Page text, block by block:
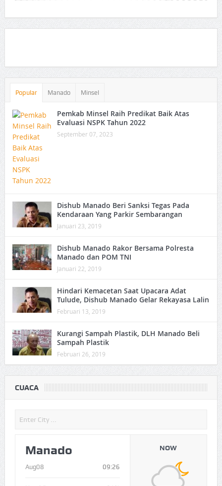
Popular Manado Minsel
Pemkab Minsel Raih Predikat Baik Atas
Evaluasi NSPK Tahun 2022
September 07, 2023
Dishub Manado Beri Sanksi Tegas Pada
Kendaraan Yang Parkir Sembarangan
Januari 23, 2019
Dishub Manado Rakor Bersama Polresta
Manado dan POM TNI
Januari 22, 2019
Hindari Kemacetan Saat Upacara Adat
Tulude, Dishub Manado Gelar Rekayasa Lalin
Februari 13, 2019
Kurangi Sampah Plastik, DLH Manado Beli
Sampah Plastik
Februari 26, 2019
CUACA
Manado
Aug08 09:26
NOW